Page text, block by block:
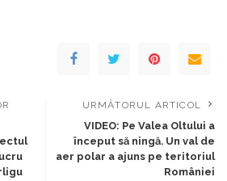
URMĂTORUL ARTICOL
VIDEO: Pe Valea Oltului a
început să ningă. Un val de
aer polar a ajuns pe teritoriul
României